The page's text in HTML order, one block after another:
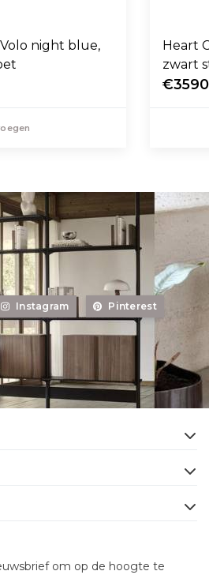
night blue,
Heart
zwart
€3590
Instagram Pinterest
om op de hoogte te